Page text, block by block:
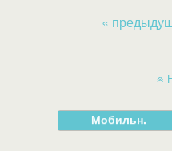
«
Мобильн.